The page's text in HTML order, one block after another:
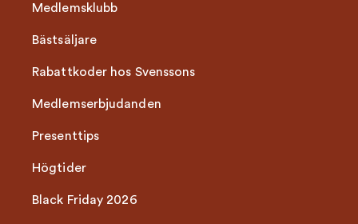
Medlemsklubb
Bästsäljare
Rabattkoder hos Svenssons
Medlemserbjudanden
Presenttips
Högtider
Black Friday 2026